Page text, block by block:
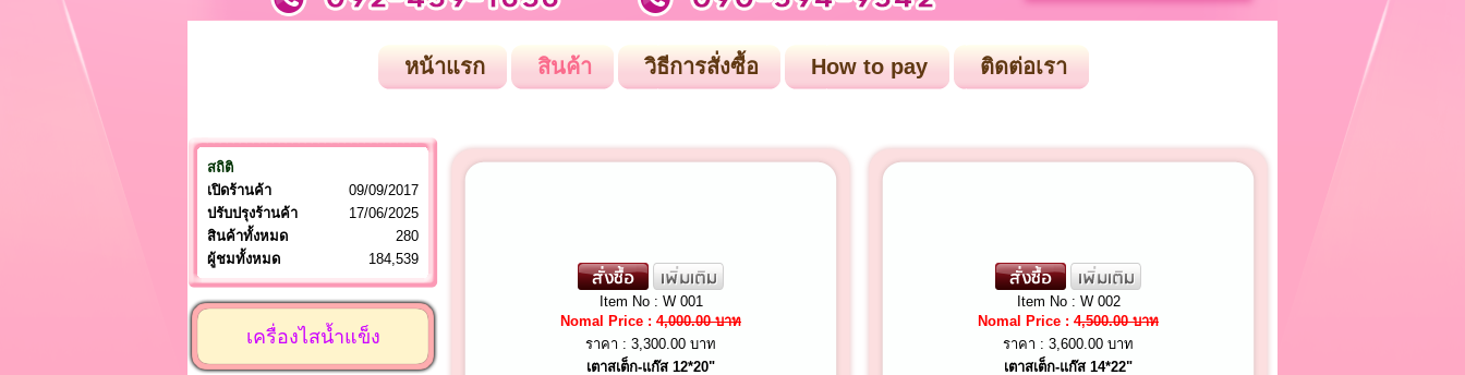
หน้าแรก สินค้า วิธีการสั่งซื้อ How to pay ติดต่อเรา
สถิติ
เปิดร้านค้า
09/09/2017
ปรับปรุงร้านค้า
17/06/2025
สินค้าทั้งหมด
280
ผู้ชมทั้งหมด
184,539
เครื่องไสน้ำแข็ง
Item No : W 001
Nomal Price : 4,000.00 บาท
ราคา : 3,300.00 บาท
เตาสเต็ก-แก๊ส 12*20"
Item No : W 002
Nomal Price : 4,500.00 บาท
ราคา : 3,600.00 บาท
เตาสเต็ก-แก๊ส 14*22"